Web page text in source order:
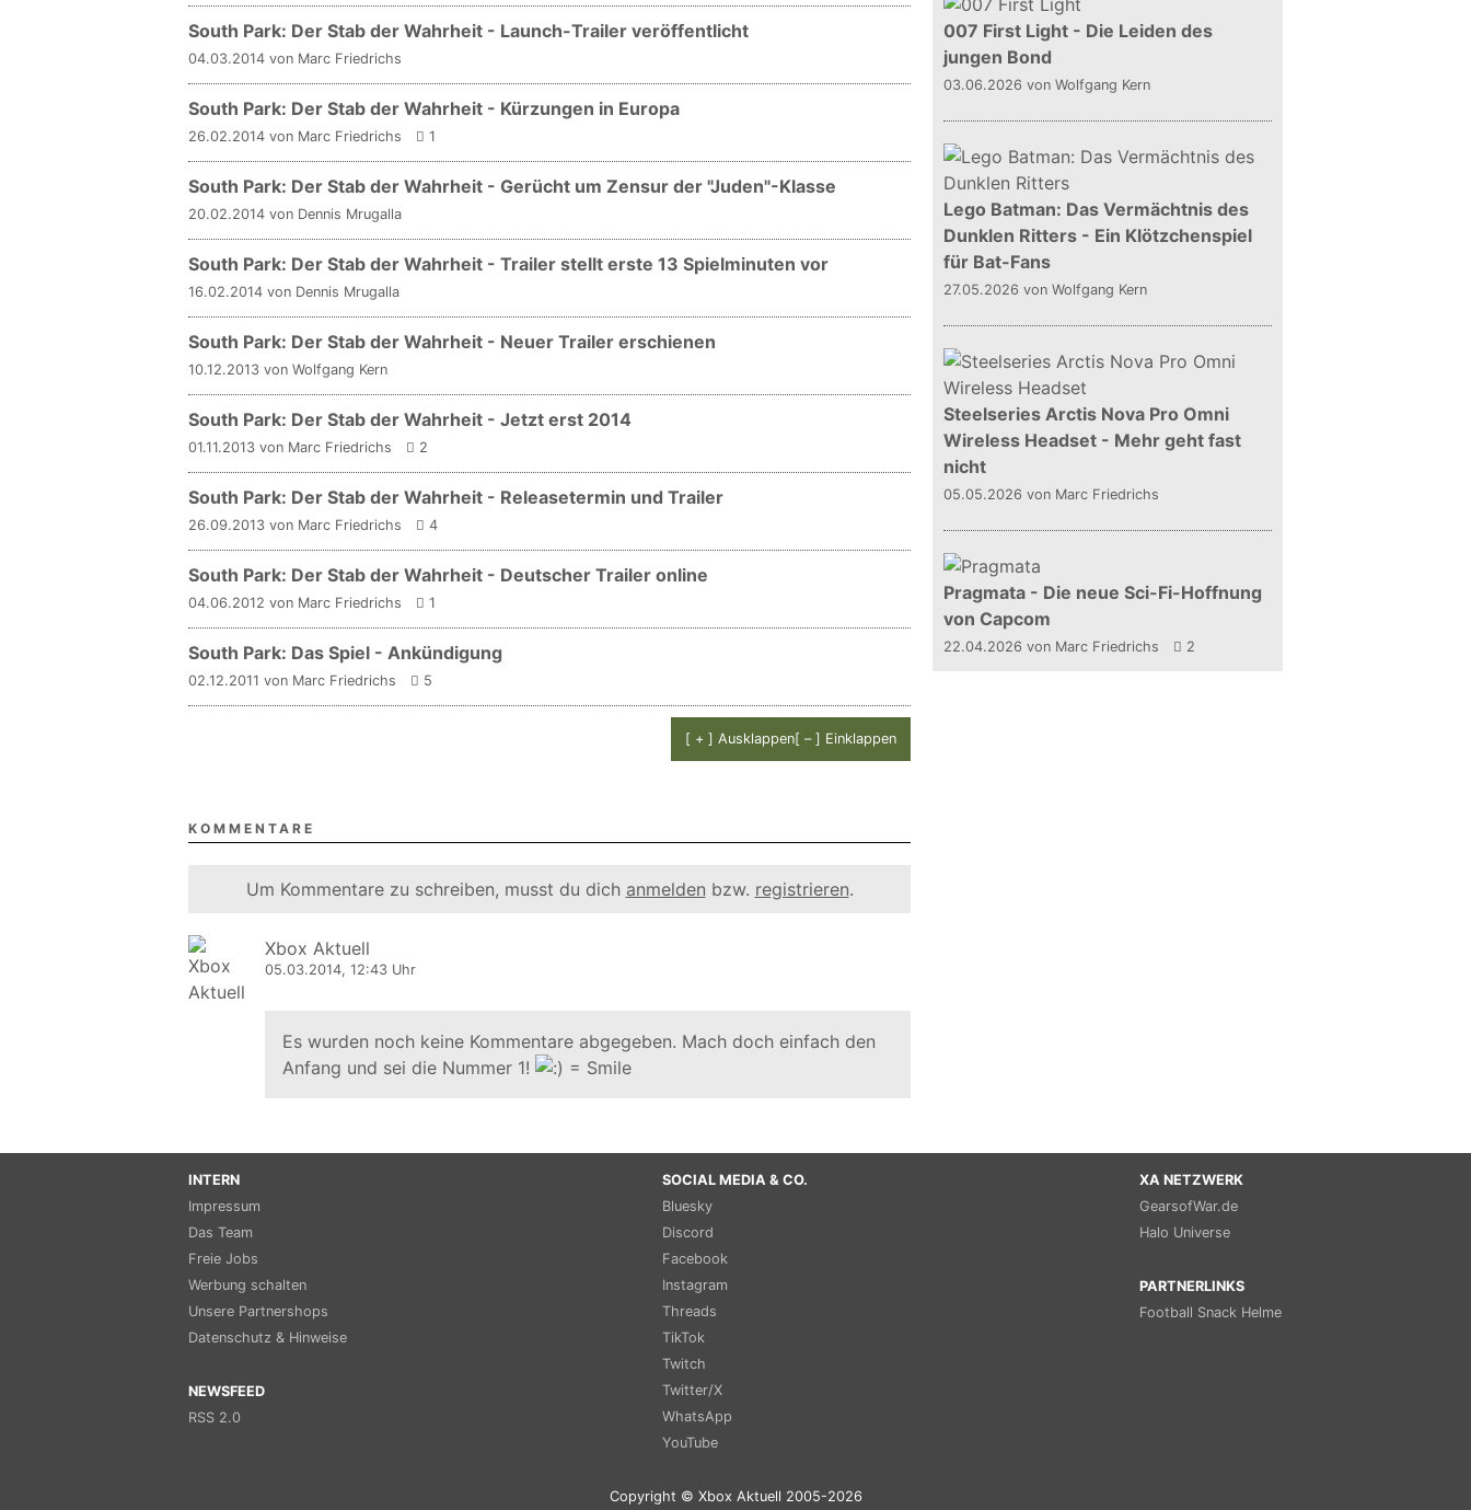
South Park: Der Stab der Wahrheit - Launch-Trailer veröffentlicht
04.03.2014 von Marc Friedrichs
South Park: Der Stab der Wahrheit - Kürzungen in Europa
26.02.2014 von Marc Friedrichs 1
South Park: Der Stab der Wahrheit - Gerücht um Zensur der "Juden"-Klasse
20.02.2014 von Dennis Mrugalla
South Park: Der Stab der Wahrheit - Trailer stellt erste 13 Spielminuten vor
16.02.2014 von Dennis Mrugalla
South Park: Der Stab der Wahrheit - Neuer Trailer erschienen
10.12.2013 von Wolfgang Kern
South Park: Der Stab der Wahrheit - Jetzt erst 2014
01.11.2013 von Marc Friedrichs 2
South Park: Der Stab der Wahrheit - Releasetermin und Trailer
26.09.2013 von Marc Friedrichs 4
South Park: Der Stab der Wahrheit - Deutscher Trailer online
04.06.2012 von Marc Friedrichs 1
South Park: Das Spiel - Ankündigung
02.12.2011 von Marc Friedrichs 5
[ + ] Ausklappen[ – ] Einklappen
KOMMENTARE
Um Kommentare zu schreiben, musst du dich anmelden bzw. registrieren.
Xbox Aktuell
05.03.2014, 12:43 Uhr
Es wurden noch keine Kommentare abgegeben. Mach doch einfach den
Anfang und sei die Nummer 1!
007 First Light - Die Leiden des
jungen Bond
03.06.2026 von Wolfgang Kern
Lego Batman: Das Vermächtnis des
Dunklen Ritters - Ein Klötzchenspiel
für Bat-Fans
27.05.2026 von Wolfgang Kern
Steelseries Arctis Nova Pro Omni
Wireless Headset - Mehr geht fast
nicht
05.05.2026 von Marc Friedrichs
Pragmata - Die neue Sci-Fi-Hoffnung
von Capcom
22.04.2026 von Marc Friedrichs 2
INTERN
Impressum
Das Team
Freie Jobs
Werbung schalten
Unsere Partnershops
Datenschutz & Hinweise
NEWSFEED
RSS 2.0
SOCIAL MEDIA & CO.
Bluesky
Discord
Facebook
Instagram
Threads
TikTok
Twitch
Twitter/X
WhatsApp
YouTube
XA NETZWERK
GearsofWar.de
Halo Universe
PARTNERLINKS
Football Snack Helme
Copyright © Xbox Aktuell 2005-2026